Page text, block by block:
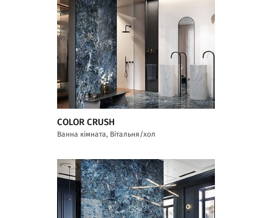
COLOR CRUSH
Ванна кімната, Вітальня/хол